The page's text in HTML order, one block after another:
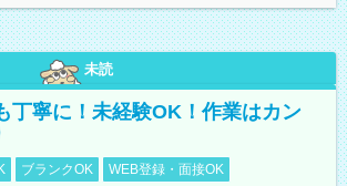
未読
丁寧に！未経験OK！作業はカン
ブランクOK WEB登録・面接OK